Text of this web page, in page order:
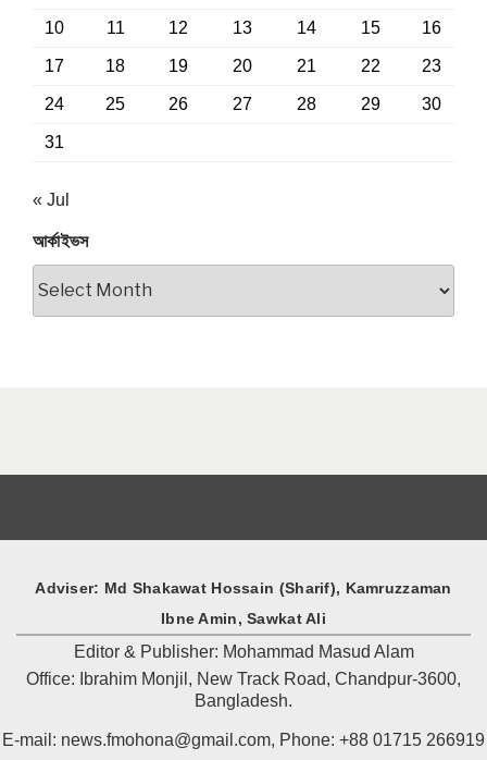
10 11 12 13 14 15 16
17 18 19 20 21 22 23
24 25 26 27 28 29 30
31
« Jul
আর্কাইভস
Adviser: Md Shakawat Hossain (Sharif), Kamruzzaman
Ibne Amin, Sawkat Ali
Editor & Publisher: Mohammad Masud Alam
Office: Ibrahim Monjil, New Track Road, Chandpur-3600,
Bangladesh.
E-mail: news.fmohona@gmail.com, Phone: +88 01715 266919